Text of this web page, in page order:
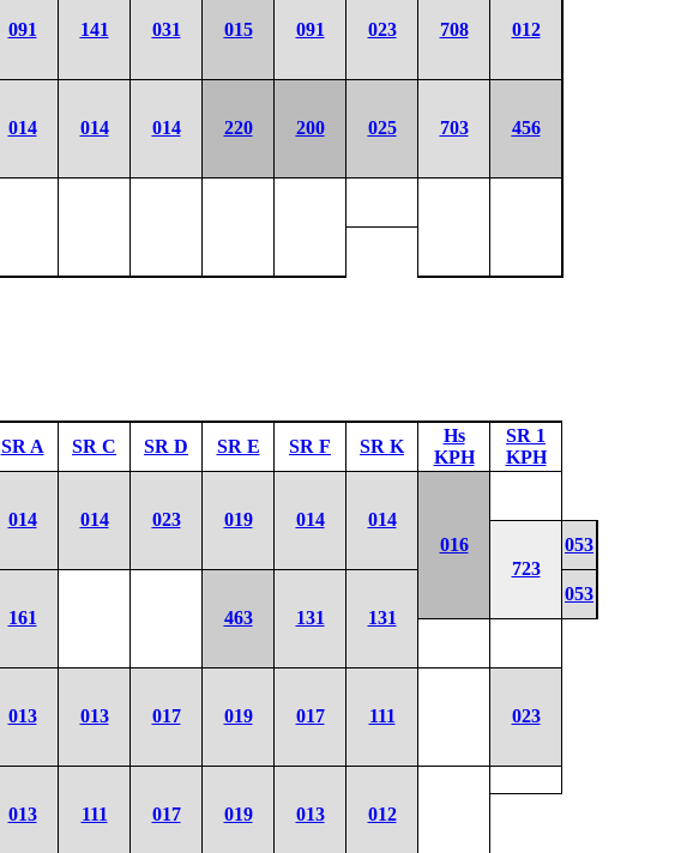
091 141 031 015 091 023 708 012
014 014 014 220 200 025 703 456
SR A SR C SR D SR E SR F SR K
Hs
KPH
SR 1
KPH
014 014 023 019 014
014
016
723
053
161 463 131 131
053
013 013 017 019 017 111 023
013 111 017 019 013 012